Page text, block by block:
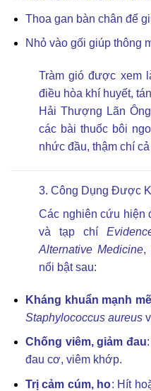
Thoa gan bàn chân để
Nhỏ vào gối giúp thông
Tràm gió được xem
điều hòa khí huyết,
Hải Thượng Lãn
các bài thuốc bôi
nhức đầu, thậm chí
3. Công Dụng Được
Các nghiên cứu hiện
và tạp chí
Alternative Medicine,
nổi bật sau:
Kháng khuẩn mạnh mẽ
Staphylococcus aureus
Chống viêm, giảm đau
đau cơ, viêm khớp.
Trị cảm cúm, ho: Hít